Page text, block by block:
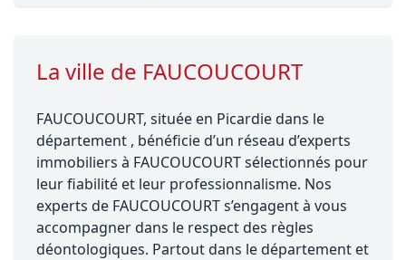
La ville de FAUCOUCOURT
FAUCOUCOURT, située en Picardie dans le
département , bénéficie d’un réseau d’experts
immobiliers à FAUCOUCOURT sélectionnés pour
leur fiabilité et leur professionnalisme. Nos
experts de FAUCOUCOURT s’engagent à vous
accompagner dans le respect des règles
déontologiques. Partout dans le département et